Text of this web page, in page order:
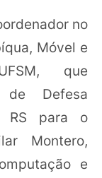
no
Móvel e
que
de Defesa
RS para o
Montero,
e